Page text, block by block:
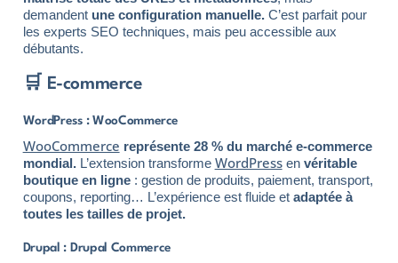
demandentune configuration manuelle. C’est parfait pour
les experts SEO techniques, mais peu accessible aux
débutants.
🛒 E-commerce
WordPress : WooCommerce
WooCommerce représente 28 % du marché e-commerce
mondial.L’extension transforme WordPressen véritable
boutique en ligne: gestion de produits, paiement, transport,
coupons, reporting… L’expérience est fluide et adaptée à
toutes les tailles de projet.
Drupal : Drupal Commerce